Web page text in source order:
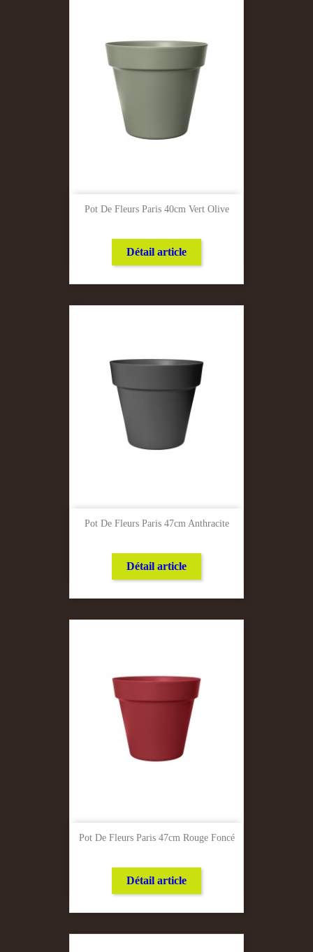
Pot De Fleurs Paris 40cm Vert Olive
Détail article
Pot De Fleurs Paris 47cm Anthracite
Détail article
Pot De Fleurs Paris 47cm Rouge Foncé
Détail article